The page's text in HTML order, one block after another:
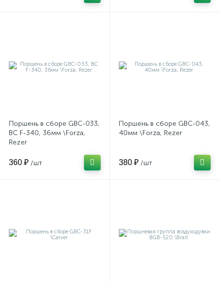
Поршень в сборе GBC-033,
BC F-340, 36мм \Forza,
Rezer
360 ₽ /шт
Поршень в сборе GBC-043,
40мм \Forza, Rezer
380 ₽ /шт